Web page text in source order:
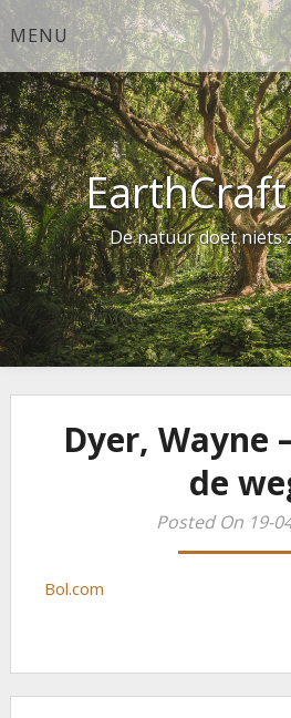
Ga
naar
de
inhoud
MENU
De natuur doet niets
Dyer, Wayne
de
Posted On 19-
Bol.com